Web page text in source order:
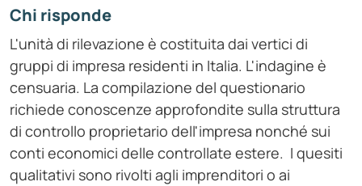
Chi risponde
L'unità di rilevazione è costituita dai vertici di
gruppi di impresa residenti in Italia. L'indagine è
censuaria. La compilazione del questionario
richiede conoscenze approfondite sulla struttura
di controllo proprietario dell'impresa nonché sui
conti economici delle controllate estere. I quesiti
qualitativi sono rivolti agli imprenditori o ai